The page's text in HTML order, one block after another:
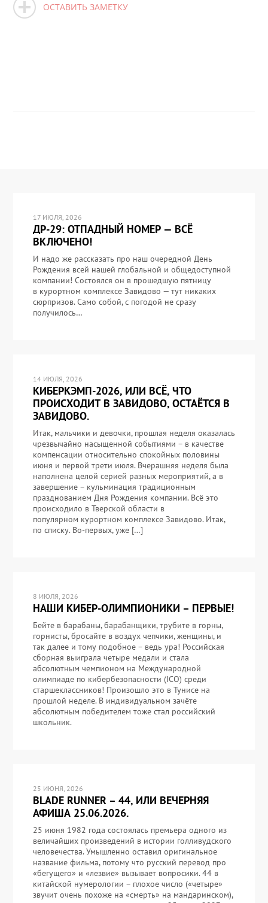
ОСТАВИТЬ ЗАМЕТКУ
17 ИЮЛЯ, 2026
ДР-29: ОТПАДНЫЙ НОМЕР — ВСЁ
ВКЛЮЧЕНО!
И надо же рассказать про наш очередной День
Рождения всей нашей глобальной и общедоступной
компании! Состоялся он в прошедшую пятницу
в курортном комплексе Завидово — тут никаких
сюрпризов. Само собой, с погодой не сразу
получилось…
14 ИЮЛЯ, 2026
КИБЕРКЭМП-2026, ИЛИ ВСЁ, ЧТО
ПРОИСХОДИТ В ЗАВИДОВО, ОСТАЁТСЯ В
ЗАВИДОВО.
Итак, мальчики и девочки, прошлая неделя оказалась
чрезвычайно насыщенной событиями – в качестве
компенсации относительно спокойных половины
июня и первой трети июля. Вчерашняя неделя была
наполнена целой серией разных мероприятий, а в
завершение – кульминация традиционным
празднованием Дня Рождения компании. Всё это
происходило в Тверской области в
популярном курортном комплексе Завидово. Итак,
по списку. Во-первых, уже […]
8 ИЮЛЯ, 2026
НАШИ КИБЕР-ОЛИМПИОНИКИ – ПЕРВЫЕ!
Бейте в барабаны, барабанщики, трубите в горны,
горнисты, бросайте в воздух чепчики, женщины, и
так далее и тому подобное – ведь ура! Российская
сборная выиграла четыре медали и стала
абсолютным чемпионом на Международной
олимпиаде по кибербезопасности (ICO) среди
старшеклассников! Произошло это в Тунисе на
прошлой неделе. В индивидуальном зачёте
абсолютным победителем тоже стал российский
школьник.
25 ИЮНЯ, 2026
BLADE RUNNER – 44, ИЛИ ВЕЧЕРНЯЯ
АФИША 25.06.2026.
25 июня 1982 года состоялась премьера одного из
величайших произведений в истории голливудского
человечества. Умышленно оставил оригинальное
название фильма, потому что русский перевод про
«бегущего» и «лезвие» вызывает вопросики. 44 в
китайской нумерологии – плохое число («четыре»
звучит очень похоже на «смерть» на мандаринском),